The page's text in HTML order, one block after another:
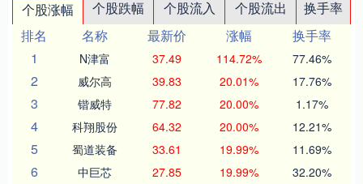
个股涨幅 个股跌幅 个股流入 个股流出
换手率
排名
名称 最新价 涨幅
换手率
1
N津富 37.49 114.72% 77.46%
2 威尔高 39.83 20.01% 17.76%
3 锴威特 77.82 20.00% 1.17%
4 科翔股份 64.32 20.00% 12.21%
5 蜀道装备 33.61 19.99% 11.69%
6 中巨芯 27.85 19.99% 32.20%